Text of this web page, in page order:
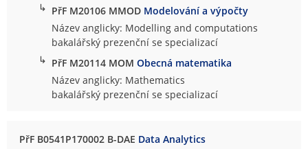
↳ PřF M20106 MMOD Modelování a výpočty
Název anglicky: Modelling and computations
bakalářský prezenční se specializací
↳ PřF M20114 MOMObecná matematika
Název anglicky: Mathematics
bakalářský prezenční se specializací
PřF B0541P170002 B-DAE Data Analytics